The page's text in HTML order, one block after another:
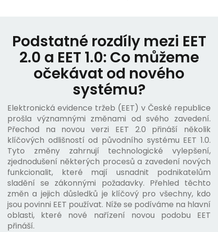
Podstatné rozdíly mezi EET
2.0 a EET 1.0: Co můžeme
očekávat od nového
systému?
Elektronická evidence tržeb (EET) v České republice
prošla významnými změnami od svého zavedení.
Přechod na novou verzi EET 2.0 přináší několik
klíčových odlišností od původního systému EET 1.0.
Tyto změny zahrnují technologické vylepšení,
zjednodušení některých procesů a zavedení nových
funkcionalit, které mají usnadnit podnikatelům
sladění se zákonnými požadavky. Přehled těchto
změn a jejich důsledků je klíčový pro všechny, kdo
jsou povinni EET používat. Níže se podíváme na hlavní
oblasti, které nové nařízení novou podobu EET
přináší.